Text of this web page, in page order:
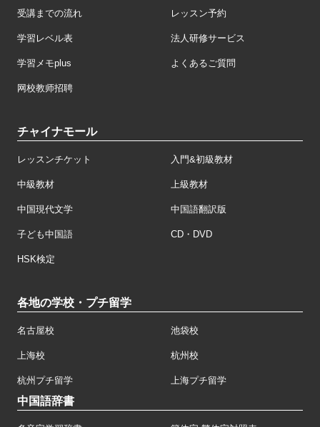
受講までの流れ レッスン予約
学習レベル表 法人研修サービス
学習メモplus よくあるご質問
网校教师招聘
チャイナモール
レッスンチケット 入門&初級教材
中級教材 上級教材
中国現代文学 中国語翻訳版
子ども中国語 CD・DVD
HSK検定
各地の学校・プチ留学
名古屋校 池袋校
上海校 杭州校
杭州プチ留学 上海プチ留学
中国語辞書